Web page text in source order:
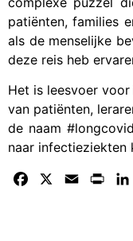
patiënten, families
als de menselijke
deze reis heb
Het is leesvoer
van patiënten,
de naam
naar infectieziekten
Facebook Email Print